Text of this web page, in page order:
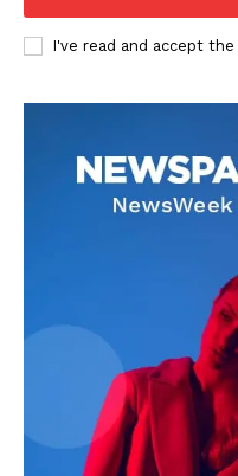
AIN NEWS 1
Contact Us
Privacy Policy
Terms of Use Agreement
I've read and accept the